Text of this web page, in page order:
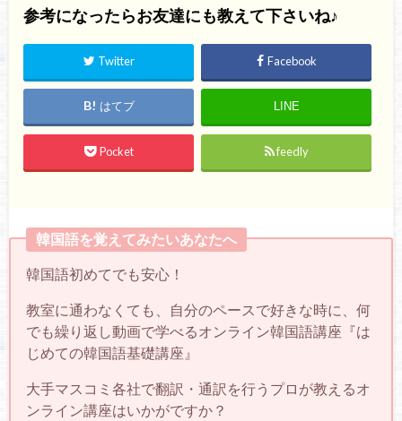
参考になったらお友達にも教えて下さいね♪
Twitter Facebook
はてブ LINE
Pocket feedly
韓国語を覚えてみたいあなたへ
韓国語初めてでも安心！
教室に通わなくても、自分のペースで好きな時に、何
でも繰り返し動画で学べるオンライン韓国語講座『は
じめての韓国語基礎講座』
大手マスコミ各社で翻訳・通訳を行うプロが教えるオ
ンライン講座はいかがですか？